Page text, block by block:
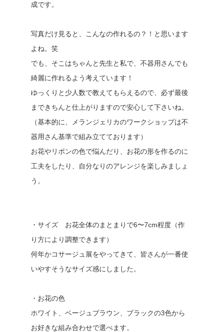
成です。
写真だけ見ると、こんなの作れるの？！と思います
よね。笑
でも、そこはちゃんと先生と私で、不器用さんでも
綺麗に作れるよう考えています！
ゆっくりと少人数で教えてもらえるので、必ず最後
まできちんと仕上がりますので安心して下さいね。
（基本的に、メランジェリカのワークショップは不
器用さん基準で組み立てております）
お花やリボンの色で悩んだり、お花の形を作るのに
工夫をしたり、自分なりのアレンジを楽しみましょ
う。
・サイズ お花全体のまとまりで6〜7cm程度（作
り方により調整できます）
何年かコサージュ展をやってきて、皆さんが一番使
いやすそうなサイズ感にしました。
・お花の色
ホワイト、ベージュブラウン、ブラックの3色から
お好きな組み合わせで選べます。